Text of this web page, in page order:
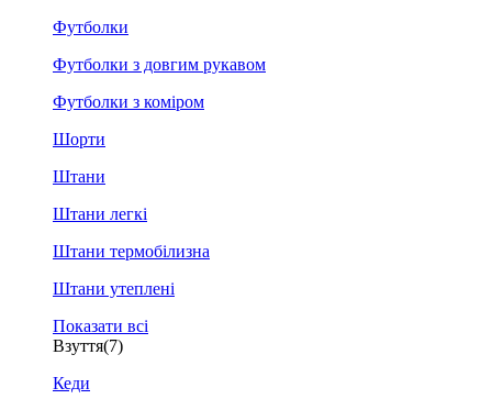
Футболки
Футболки з довгим рукавом
Футболки з коміром
Шорти
Штани
Штани легкі
Штани термобілизна
Штани утеплені
Показати всі
Взуття(7)
Кеди